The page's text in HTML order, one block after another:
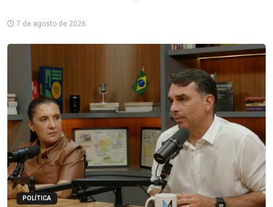
7 de agosto de 2026
POLÍTICA